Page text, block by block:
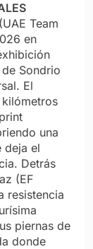
Team
en
Sondrio
El
una
deja el
Detrás
(EF
resistencia
piernas de
donde